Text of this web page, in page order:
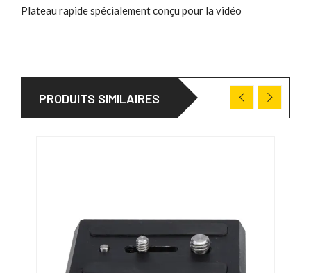
Plateau rapide spécialement conçu pour la vidéo
PRODUITS SIMILAIRES